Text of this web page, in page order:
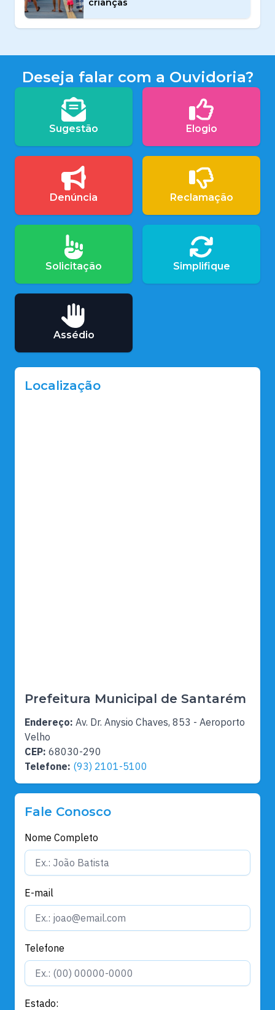
crianças
Deseja falar com a Ouvidoria?
Sugestão Elogio
Denúncia Reclamação
Solicitação Simplifique
Assédio
Localização
Prefeitura Municipal de Santarém
Endereço: Av. Dr. Anysio Chaves, 853 - Aeroporto
Velho
CEP: 68030-290
Telefone: (93) 2101-5100
Fale Conosco
Nome Completo
E-mail
Telefone
Estado: